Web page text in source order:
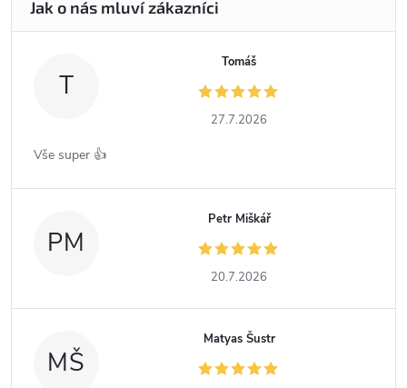
T
Tomáš
27.7.2026
Vše super 👍
PM
Petr Miškář
20.7.2026
MŠ
Matyas Šustr